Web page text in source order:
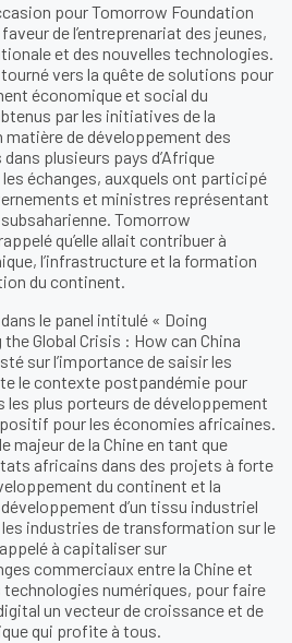
pour Tomorrow Foundation
de l’entreprenariat des jeunes,
et des nouvelles technologies.
vers la quête de solutions pour
économique et social du
par les initiatives de la
de développement des
plusieurs pays d’Afrique
échanges, auxquels ont participé
et ministres représentant
Tomorrow
qu’elle allait contribuer à
l’infrastructure et la formation
du continent.
le panel intitulé « Doing
Global Crisis : How can China
sur l’importance de saisir les
le contexte postpandémie pour
les plus porteurs de développement
pour les économies africaines.
majeur de la Chine en tant que
africains dans des projets à forte
du continent et la
d’un tissu industriel
industries de transformation sur le
à capitaliser sur
commerciaux entre la Chine et
technologies numériques, pour faire
un vecteur de croissance et de
qui profite à tous.